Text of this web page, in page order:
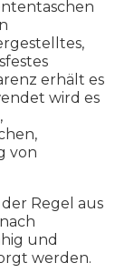
erhält es
wird es
von
Regel aus
und
werden.